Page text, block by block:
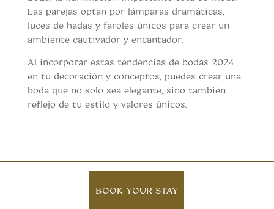
Las parejas optan por lámparas dramáticas,
luces de hadas y faroles únicos para crear un
ambiente cautivador y encantador.
Al incorporar estas tendencias de bodas 2024
en tu decoración y conceptos, puedes crear una
boda que no solo sea elegante, sino también
reflejo de tu estilo y valores únicos.
BOOK YOUR STAY